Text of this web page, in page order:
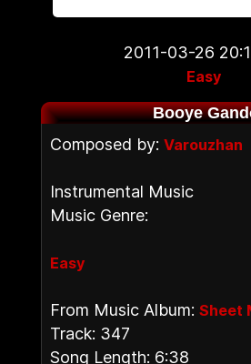
2011-03-26
Easy
Booye
Composed by: Varouzhan
Instrumental Music
Music Genre:
Easy
From Music Album: Sheet
Track: 347
Song Length: 6:38